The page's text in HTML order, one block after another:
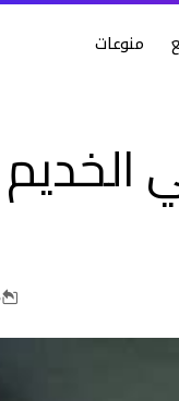
منوعات